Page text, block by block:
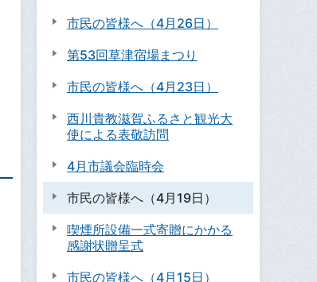
市民の皆様へ（4月26日）
第53回草津宿場まつり
市民の皆様へ（4月23日）
西川貴教滋賀ふるさと観光大
使による表敬訪問
4月市議会臨時会
市民の皆様へ（4月19日）
喫煙所設備一式寄贈にかかる
感謝状贈呈式
市民の皆様へ（4月15日）